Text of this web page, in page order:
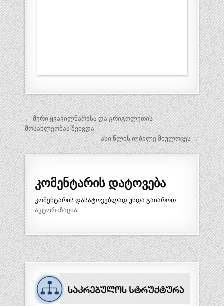
პოსტის
ნავიგაცია
← მერი ყვავილნარისა და გრიგოლეთის
მოსახლეობას შეხვდა
ასი წლის იუბილე მიულოცეს →
კომენტარის დატოვება
კომენტარის დასატოვებლად უნდა გაიაროთ
ავტორიზაცია.